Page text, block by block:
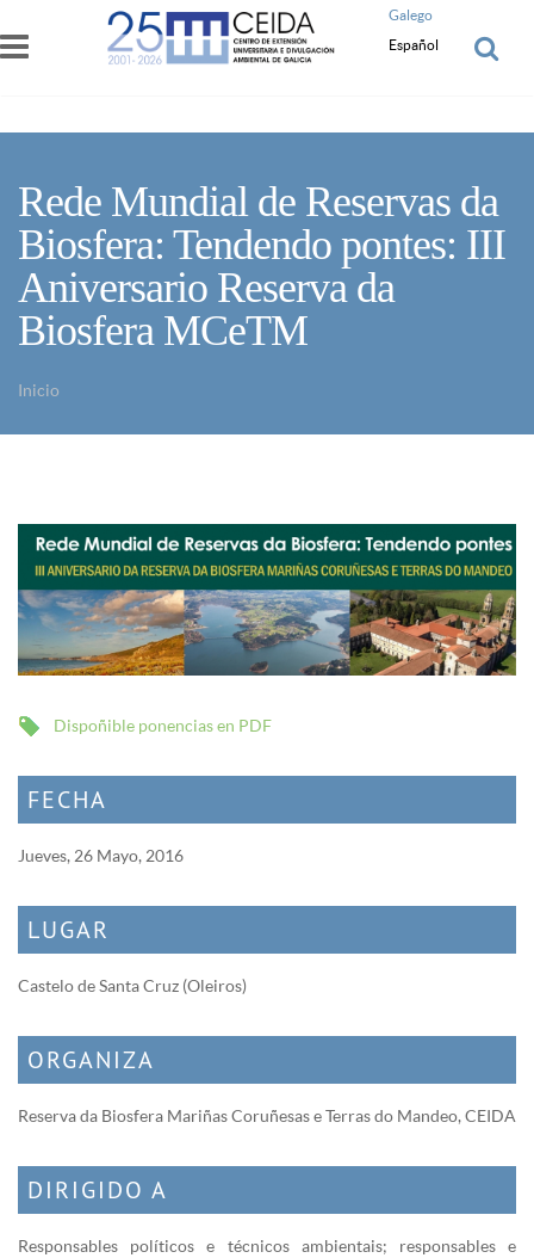
Pasar al contenido principal
Galego
Español
Rede Mundial de Reservas da
Biosfera: Tendendo pontes: III
Aniversario Reserva da
Biosfera MCeTM
Inicio
Dispoñible ponencias en PDF
FECHA
Jueves, 26 Mayo, 2016
LUGAR
Castelo de Santa Cruz (Oleiros)
ORGANIZA
Reserva da Biosfera Mariñas Coruñesas e Terras do Mandeo, CEIDA
DIRIGIDO A
Responsables políticos e técnicos ambientais; responsables e